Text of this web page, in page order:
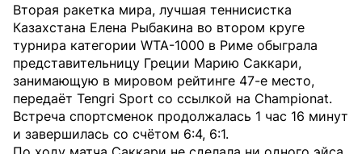
Вторая ракетка мира, лучшая теннисистка
Казахстана Елена Рыбакина во втором круге
турнира категории WTA-1000 в Риме обыграла
представительницу Греции Марию Саккари,
занимающую в мировом рейтинге 47-е место,
передаёт Tengri Sport со ссылкой на Championat.
Встреча спортсменок продолжалась 1 час 16 минут
и завершилась со счётом 6:4, 6:1.